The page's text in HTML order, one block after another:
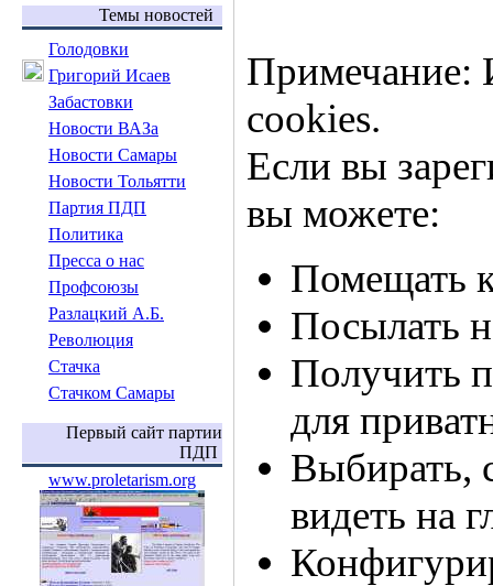
Темы новостей
Голодовки
Григорий Исаев
Забастовки
Новости ВАЗа
Новости Самары
Новости Тольятти
Партия ПДП
Политика
Пресса о нас
Профсоюзы
Разлацкий А.Б.
Революция
Стачка
Стачком Самары
Первый сайт партии
ПДП
www.proletarism.org
Примечание:
cookies.
Если вы
вы можете:
Помещать
Посылать
Получить
для
Выбирать,
видеть на